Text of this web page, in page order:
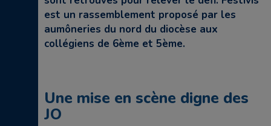
est un rassemblement proposé par les
aumôneries du nord du diocèse aux
collégiens de 6ème et 5ème.
Une mise en scène digne des
JO